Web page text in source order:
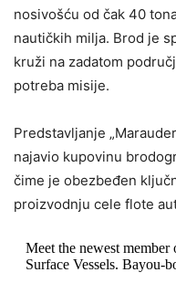
nosivošću od čak 40
nautičkih milja. Brod je
kruži na zadatom
potreba misije.
Predstavljanje
najavio kupovinu
čime je obezbeđen
proizvodnju cele flote
Meet the newest
Surface Vessels. Bayou-